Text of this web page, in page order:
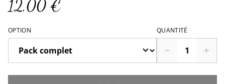
12,00 €
OPTION QUANTITÉ